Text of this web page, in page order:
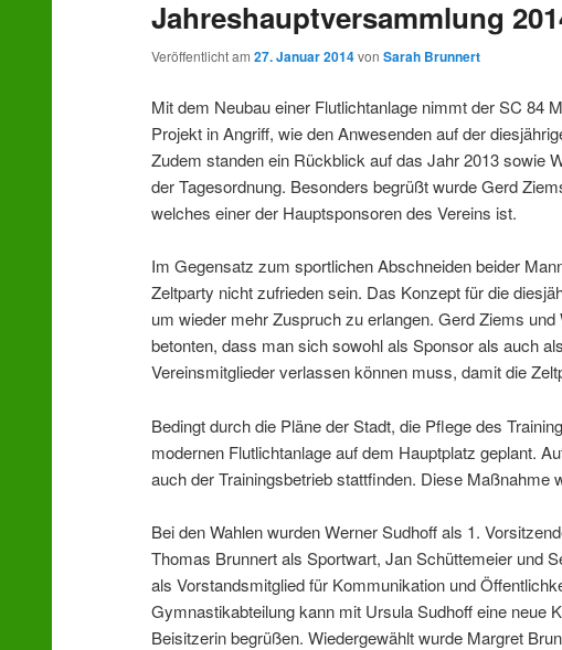
wechseln
Jahreshauptversammlung
Veröffentlicht am27. Januar 2014vonSarah Brunnert
Mit dem Neubau einer Flutlichtanlage nimmt der SC 84
Projekt in Angriff, wie den Anwesenden auf der
Zudem standen ein Rückblick auf das Jahr 2013 sowie
der Tagesordnung. Besonders begrüßt wurde Gerd
welches einer der Hauptsponsoren des Vereins ist.
Im Gegensatz zum sportlichen Abschneiden beider
Zeltparty nicht zufrieden sein. Das Konzept für die
um wieder mehr Zuspruch zu erlangen. Gerd Ziems
betonten, dass man sich sowohl als Sponsor als auch
Vereinsmitglieder verlassen können muss, damit die
Bedingt durch die Pläne der Stadt, die Pflege des
modernen Flutlichtanlage auf dem Hauptplatz geplant.
auch der Trainingsbetrieb stattfinden. Diese
Bei den Wahlen wurden Werner Sudhoff als 1.
Thomas Brunnert als Sportwart, Jan Schüttemeier und
als Vorstandsmitglied für Kommunikation und
Gymnastikabteilung kann mit Ursula Sudhoff eine neue
Beisitzerin begrüßen. Wiedergewählt wurde Margret